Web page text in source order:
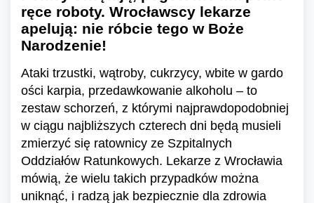
ręce roboty. Wrocławscy lekarze
apelują: nie róbcie tego w Boże
Narodzenie!
Ataki trzustki, wątroby, cukrzycy, wbite w gardo
ości karpia, przedawkowanie alkoholu – to
zestaw schorzeń, z którymi najprawdopodobniej
w ciągu najbliższych czterech dni będą musieli
zmierzyć się ratownicy ze Szpitalnych
Oddziałów Ratunkowych. Lekarze z Wrocławia
mówią, że wielu takich przypadków można
uniknąć, i radzą jak bezpiecznie dla zdrowia